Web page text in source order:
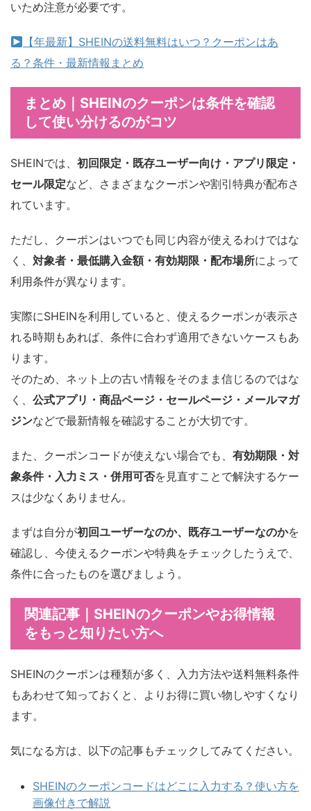
いため注意が必要です。
【年最新】SHEINの送料無料はいつ？クーポンはあ
る？条件・最新情報まとめ
まとめ｜SHEINのクーポンは条件を確認
して使い分けるのがコツ
SHEINでは、 初回限定・既存ユーザー向け・アプリ限定・
セール限定など、さまざまなクーポンや割引特典が配布さ
れています。
ただし、クーポンはいつでも同じ内容が使えるわけではな
く、 対象者・最低購入金額・有効期限・配布場所によって
利用条件が異なります。
実際にSHEINを利用していると、使えるクーポンが表示さ
れる時期もあれば、条件に合わず適用できないケースもあ
ります。
そのため、ネット上の古い情報をそのまま信じるのではな
く、 公式アプリ・商品ページ・セールページ・メールマガ
ジンなどで最新情報を確認することが大切です。
また、クーポンコードが使えない場合でも、 有効期限・対
象条件・入力ミス・併用可否を見直すことで解決するケー
スは少なくありません。
まずは自分が初回ユーザーなのか、既存ユーザーなのかを
確認し、今使えるクーポンや特典をチェックしたうえで、
条件に合ったものを選びましょう。
関連記事｜SHEINのクーポンやお得情報
をもっと知りたい方へ
SHEINのクーポンは種類が多く、入力方法や送料無料条件
もあわせて知っておくと、よりお得に買い物しやすくなり
ます。
気になる方は、以下の記事もチェックしてみてください。
SHEINのクーポンコードはどこに入力する？使い方を
画像付きで解説